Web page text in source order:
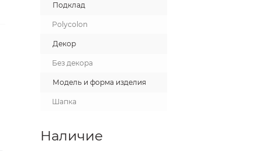
Подклад
Polycolon
Декор
Без декора
Модель и форма изделия
Шапка
Наличие